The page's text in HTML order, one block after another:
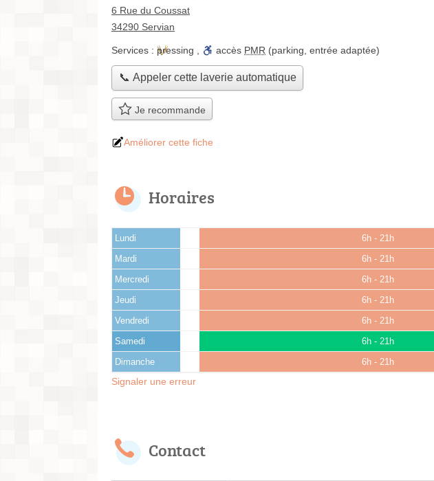
6 Rue du Coussat
34290 Servian
Services : pressing accès PMR (parking, entrée adaptée)
📞 Appeler cette laverie automatique
Je recommande
Améliorer cette fiche
Horaires
Lundi 6h - 21h
Mardi 6h - 21h
Mercredi 6h - 21h
Jeudi 6h - 21h
Vendredi 6h - 21h
Samedi 6h - 21h
Dimanche 6h - 21h
Signaler une erreur
Contact